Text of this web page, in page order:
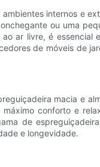
internos e
ou uma
ar livre, é essencial
de móveis de
macia e
conforto e
de
e longevidade.